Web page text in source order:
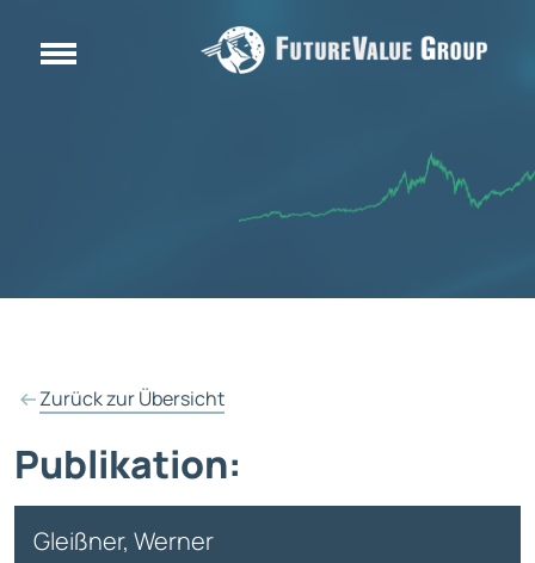
Zurück zur Übersicht
Publikation:
Gleißner, Werner